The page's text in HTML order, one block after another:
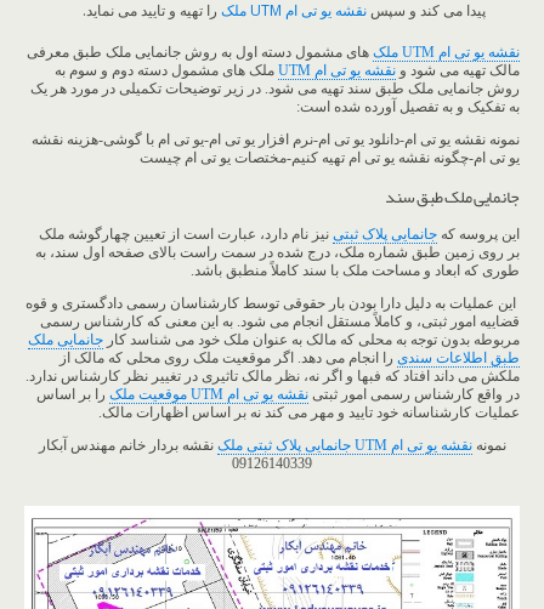
پیدا می کند و سپسنقشه یو تی ام UTM ملک را تهیه و تایید می نماید.
نقشه یو تی ام UTM ملک
های مشمول دسته اول به روش جانمایی ملک طبق معرفی
مالک تهیه می شود و نقشه یو تی ام UTM
ملک های مشمول دسته دوم و سوم به
روش جانمایی ملک طبق سند تهیه می شود. در زیر توضیحات تکمیلی در مورد هر یک
به تفکیک و به تفصیل آورده شده است:
نمونه نقشه یو تی ام-دانلود یو تی ام-نرم افزار یو تی ام-یو تی ام با گوشی-هزینه نقشه
یو تی ام-چگونه نقشه یو تی ام تهیه کنیم-مختصات یو تی ام چیست
جانمایی ملک طبق سند
این پروسه که جانمایی پلاک ثبتی نیز نام دارد، عبارت است از تعیین چهارگوشه ملک
بر روی زمین طبق شماره ملک، درج شده در سمت راست بالای صفحه اول سند، به
طوری که ابعاد و مساحت ملک با سند کاملاً منطبق باشد.
این عملیات به دلیل دارا بودن بار حقوقی توسط کارشناسان رسمی دادگستری و قوه
قضاییه امور ثبتی، و کاملاً مستقل انجام می شود. به این معنی که کارشناس رسمی
مربوطه بدون توجه به محلی که مالک به عنوان ملک خود می شناسد کار جانمایی ملک
طبق اطلاعات سندی را انجام می دهد. اگر موقعیت ملک روی محلی که مالک از
ملکش می داند افتاد که فبها و اگر نه، نظر مالک تاثیری در تغییر نظر کارشناس ندارد.
در واقع کارشناس رسمی امور ثبتی نقشه یو تی ام UTM موقعیت ملک را بر اساس
عملیات کارشناسانه خود تایید و مهر می کند نه بر اساس اظهارات مالک.
نمونهنقشه یو تی ام UTM جانمایی پلاک ثبتی ملک
نقشه بردار خانم مهندس آبکار
09126140339